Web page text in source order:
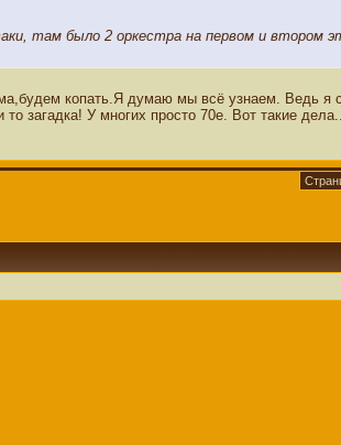
там было 2 оркестра на первом и втором
копать.Я думаю мы всё узнаем. Ведь я
загадка! У многих просто 70е. Вот такие